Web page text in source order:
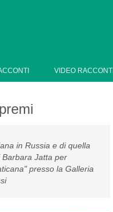
VIDEO RACCONTI
in Russia e di quella
Barbara Jatta per
presso la Galleria